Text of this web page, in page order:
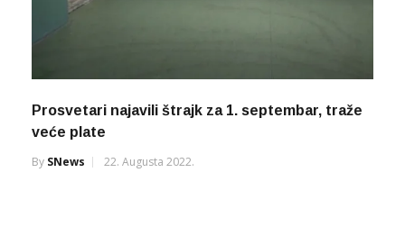
Prosvetari najavili štrajk za 1. septembar, traže
veće plate
By SNews 22. Augusta 2022.